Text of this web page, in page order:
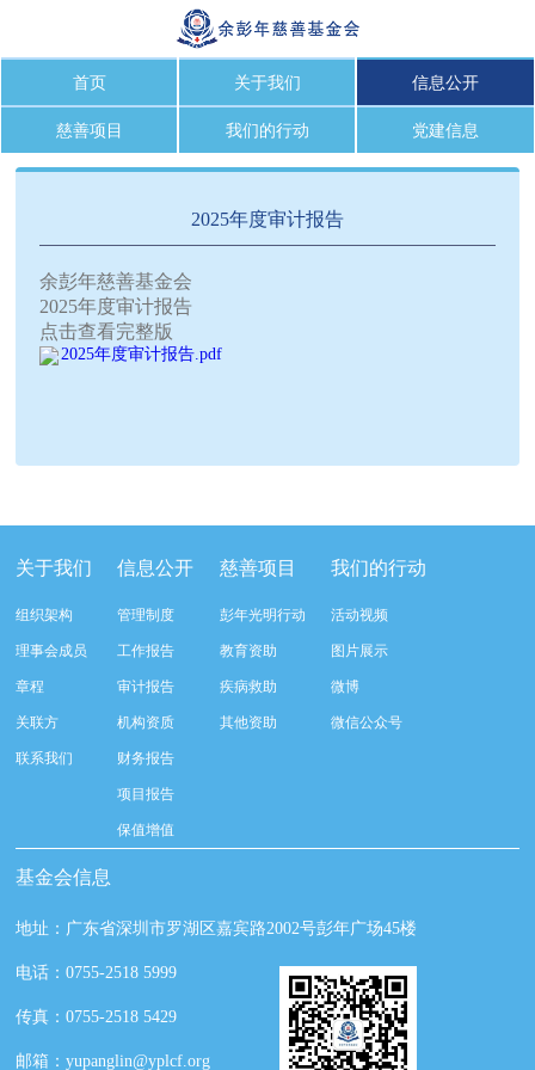
首页 关于我们 信息公开
慈善项目 我们的行动 党建信息
2025年度审计报告
余彭年慈善基金会
2025年度审计报告
点击查看完整版
2025年度审计报告.pdf
关于我们
组织架构
理事会成员
章程
关联方
联系我们
信息公开
管理制度
工作报告
审计报告
机构资质
财务报告
项目报告
保值增值
慈善项目
彭年光明行动
教育资助
疾病救助
其他资助
我们的行动
活动视频
图片展示
微博
微信公众号
基金会信息
地址：广东省深圳市罗湖区嘉宾路2002号彭年广场45楼
电话：0755-2518 5999
传真：0755-2518 5429
邮箱：yupanglin@yplcf.org